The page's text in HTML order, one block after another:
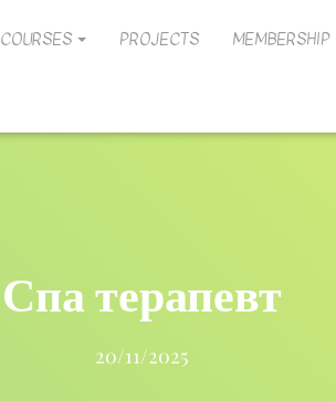
COURSES PROJECTS MEMBERSHIP
Спа терапевт
20/11/2025